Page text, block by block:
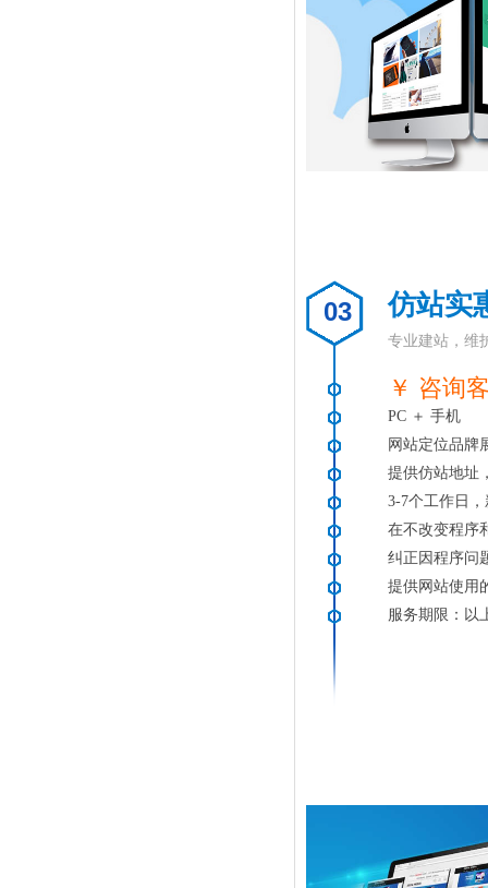
03 仿站实
专业建站，维
￥ 咨询
PC ＋ 手机
网站定位品牌
提供仿站地址
3-7个工作日
在不改变程序
纠正因程序问
提供网站使用
服务期限：以